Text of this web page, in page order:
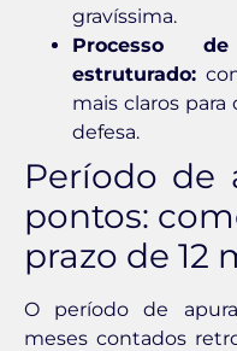
gravíssima.
Processo
estruturado:
mais claros
defesa.
Período de
pontos:
prazo de 12
O período de
meses contados